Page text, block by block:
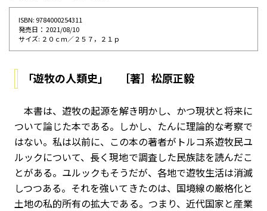
ISBN: 9784000254311
発売⽇： 2021/08/10
サイズ: ２０ｃｍ／２５７，２１ｐ
「遊牧の人類史」 ［著］松原正毅
本書は、遊牧の起源を解き明かし、かつ現状と将来に
ついて論じた本である。しかし、たんに理論的な考察で
はない。私は以前に、この本の著者がトルコ系遊牧民ユ
ルックについて、長く現地で調査した民族誌を読んだこ
とがある。ユルックもそうだが、各地で遊牧生活は消滅
しつつある。それを強いてきたのは、国境線の厳格化と
土地の私的所有の拡大である。つまり、近代国家と産業